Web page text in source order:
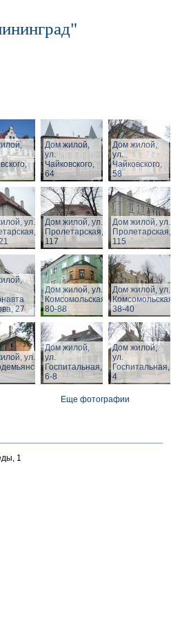
Дом жилой,
ул.
Чайковского,
64
Дом жилой,
ул.
Чайковского,
58
ул.
Дом жилой, ул.
Пролетарская,
117
Дом жилой, ул.
Пролетарская,
115
27
Дом жилой, ул.
Комсомольская,
80-88
Дом жилой, ул.
Комсомольская,
38-40
ул. З.
Дом жилой,
ул.
Госпитальная,
6-8
Дом жилой,
ул.
Госпитальная,
4
Еще фотографии
1